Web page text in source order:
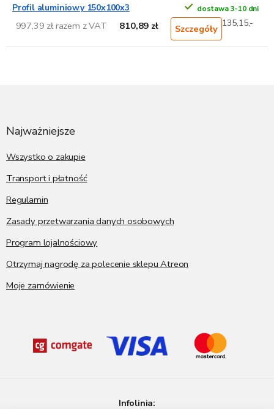
Profil aluminiowy 150x100x3 dostawa 3-10 dni
997,39 zł razem z VAT 810,89 zł Szczegóły 135,15,-
Najważniejsze
Wszystko o zakupie
Transport i płatność
Regulamin
Zasady przetwarzania danych osobowych
Program lojalnościowy
Otrzymaj nagrodę za polecenie sklepu Atreon
Moje zamówienie
Infolinia: